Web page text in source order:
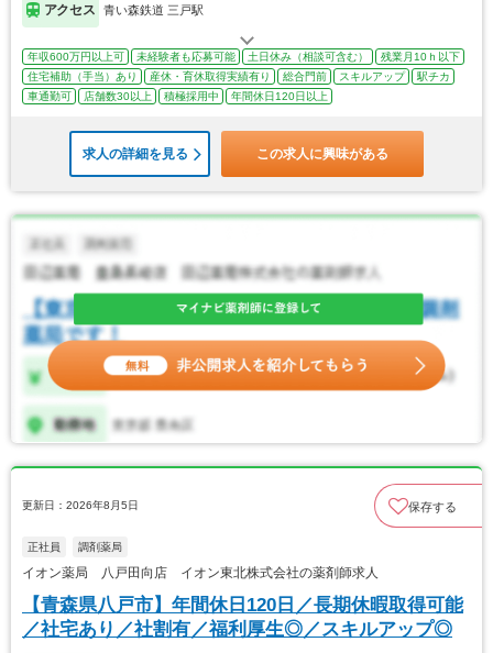
アクセス 青い森鉄道 三戸駅
年収600万円以上可 未経験者も応募可能 土日休み（相談可含む）
残業月10ｈ以下
住宅補助（手当）あり
産休・育休取得実績有り 総合門前 スキルアップ
駅チカ
車通勤可
店舗数30以上 積極採用中 年間休日120日以上
求人の詳細を見る この求人に興味がある
更新日：2026年8月5日 保存する
正社員 調剤薬局
イオン薬局 八戸田向店 イオン東北株式会社の薬剤師求人
【青森県八戸市】年間休日120日／長期休暇取得可能
／社宅あり／社割有／福利厚生◎／スキルアップ◎